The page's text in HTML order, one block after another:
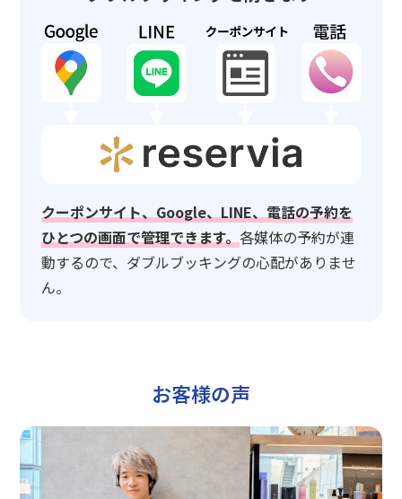
クーポンサイト、Google、LINE、電話の予約を
ひとつの画面で管理できます。各媒体の予約が連
動するので、ダブルブッキングの心配がありませ
ん。
お客様の声